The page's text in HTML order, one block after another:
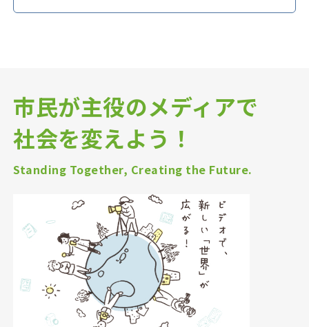
市民が主役のメディアで
社会を変えよう！
Standing Together, Creating the Future.